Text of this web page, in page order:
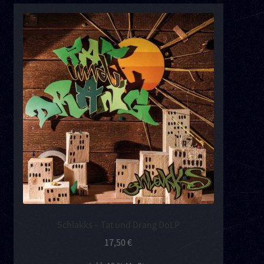
Schlakks – Tat und Drang DoLP
17,50€